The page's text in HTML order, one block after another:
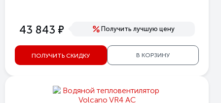
43 843 е Получить лучшую цену
ПОЛУЧИТЬ СКИДКУ В КОРЗИНУ